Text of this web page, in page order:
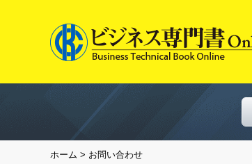
ホーム > お問い合わせ